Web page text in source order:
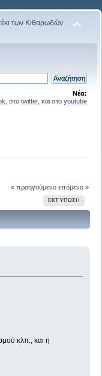
των Κιθαρωδών
Νέα:
, στο twitter, και στο youtube
« προηγούμενο επόμενο »
ΕΚΤΎΠΩΣΗ
κλπ., και η